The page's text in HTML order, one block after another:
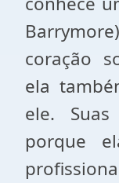
coração
ela
ele.
porque